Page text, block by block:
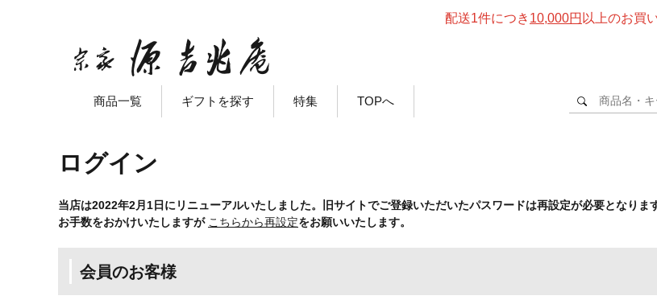
配送1件につき 10,000円 以上のお買
商品一覧 ギフトを探す 特集 TOPへ
ログイン
当店は2022年2月1日にリニューアルいたしました。旧サイトでご登録いただいたパスワードは再設定が必要となります
お手数をおかけいたしますが こちらから再設定をお願いいたします。
会員のお客様